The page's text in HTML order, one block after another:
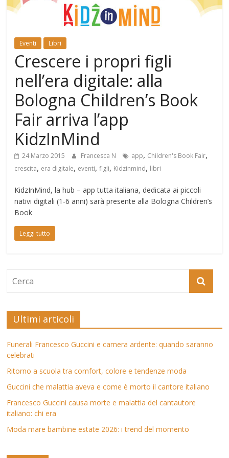
Mondo
Eventi Libri
Crescere i propri figli
nell’era digitale: alla
Bologna Children’s Book
Fair arriva l’app
KidzInMind
24 Marzo 2015 Francesca N app, Children's Book Fair,
crescita, era digitale, eventi,figli, Kidzinmind, libri
KidzInMind, la hub – app tutta italiana, dedicata ai piccoli
nativi digitali (1-6 anni) sarà presente alla Bologna Children’s
Book
Leggi tutto
Ultimi articoli
Funerali Francesco Guccini e camera ardente: quando saranno
celebrati
Ritorno a scuola tra comfort, colore e tendenze moda
Guccini che malattia aveva e come è morto il cantore italiano
Francesco Guccini causa morte e malattia del cantautore
italiano: chi era
Moda mare bambine estate 2026: i trend del momento